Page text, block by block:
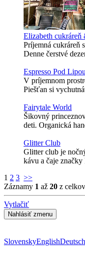
Elizabeth cukráreň
Príjemná cukráreň
Denne čerstvé
Espresso Pod Lipou
V príjemnom
Piešťan si
Fairytale World
Šikovný
deti. Organická
Glitter Club
Glitter club je
kávu a čaje
1 2 3 >>
Záznamy 1 až 20 z
Vytlačiť
SlovenskyEnglishDeutsch